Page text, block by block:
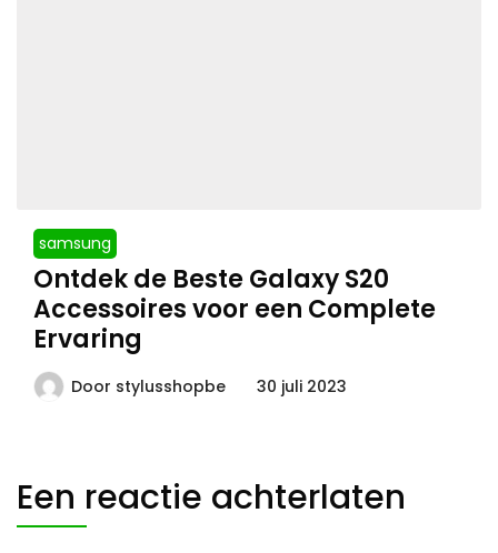
samsung
Ontdek de Beste Galaxy S20
Accessoires voor een Complete
Ervaring
Door stylusshopbe 30 juli 2023
Een reactie achterlaten